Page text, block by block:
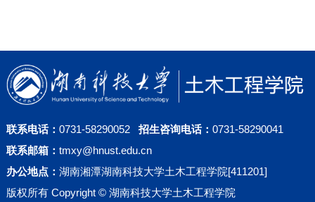
联系电话： 0731-58290052 招生咨询电话： 0731-58290041
联系邮箱： tmxy@hnust.edu.cn
办公地点： 湖南湘潭湖南科技大学土木工程学院[411201]
版权所有 Copyright © 湖南科技大学土木工程学院